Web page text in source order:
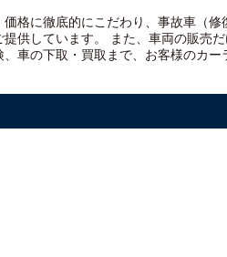
格に徹底的にこだわり、事故車（修
提供しています。 また、車両の販売
車の下取・買取まで、お客様のカー